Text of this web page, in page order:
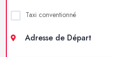
Taxi conventionné
Adresse de Départ